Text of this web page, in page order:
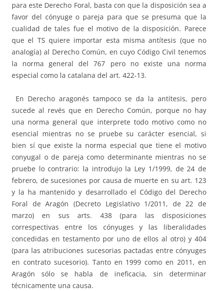
para este Derecho Foral, basta con que la disposición sea a
favor del cónyuge o pareja para que se presuma que la
cualidad de tales fue el motivo de la disposición. Parece
que el TS quiere importar esta misma antítesis (que no
analogía) al Derecho Común, en cuyo Código Civil tenemos
la norma general del 767 pero no existe una norma
especial como la catalana del art. 422-13.
En Derecho aragonés tampoco se da la antítesis, pero
sucede al revés que en Derecho Común, porque no hay
una norma general que interprete todo motivo como no
esencial mientras no se pruebe su carácter esencial, si
bien sí que existe la norma especial que tiene el motivo
conyugal o de pareja como determinante mientras no se
pruebe lo contrario: la introdujo la Ley 1/1999, de 24 de
febrero, de sucesiones por causa de muerte en su art. 123
y la ha mantenido y desarrollado el Código del Derecho
Foral de Aragón (Decreto Legislativo 1/2011, de 22 de
marzo) en sus arts. 438 (para las disposiciones
correspectivas entre los cónyuges y las liberalidades
concedidas en testamento por uno de ellos al otro) y 404
(para las atribuciones sucesorias pactadas entre cónyuges
en contrato sucesorio). Tanto en 1999 como en 2011, en
Aragón sólo se habla de ineficacia, sin determinar
técnicamente una causa.